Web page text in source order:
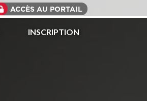
ACCÈS AU PORTAIL
INSCRIPTION